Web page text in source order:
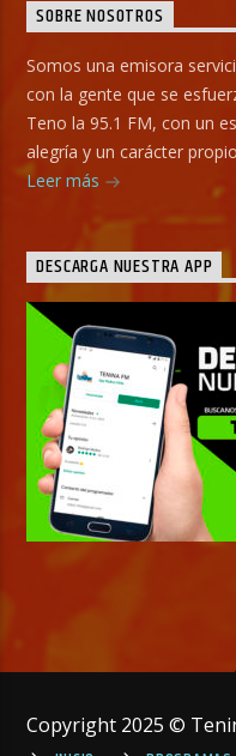
SOBRE NOSOTROS
Somos una emisora
con la gente que se
Teno la 95.1 FM, con un
alegría y un carácter
Leer más
DESCARGA NUESTRA APP
Copyright 2025 ©